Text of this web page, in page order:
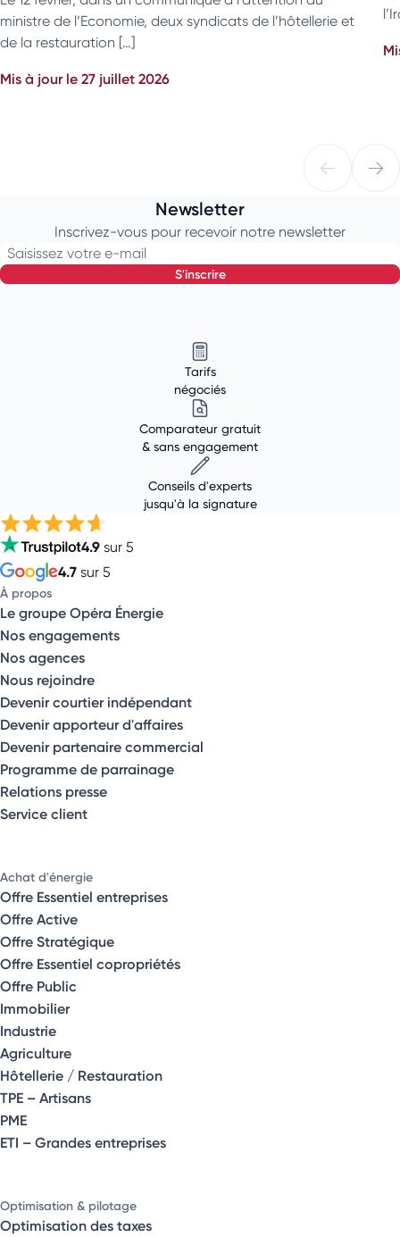
ministre de l’Economie, deux syndicats de l’hôtellerie et
de la restauration […]
Mis à jour le 27 juillet 2026
Newsletter
Inscrivez-vous pour recevoir notre newsletter
Saisissez votre e-mail
s'inscrire
Tarifs
négociés
Comparateur gratuit
& sans engagement
Conseils d'experts
jusqu'à la signature
4.9 sur 5
4.7 sur 5
À propos
Le groupe Opéra Énergie
Nos engagements
Nos agences
Nous rejoindre
Devenir courtier indépendant
Devenir apporteur d'affaires
Devenir partenaire commercial
Programme de parrainage
Relations presse
Service client
Achat d'énergie
Offre Essentiel entreprises
Offre Active
Offre Stratégique
Offre Essentiel copropriétés
Offre Public
Immobilier
Industrie
Agriculture
Hôtellerie / Restauration
TPE – Artisans
PME
ETI – Grandes entreprises
Optimisation & pilotage
Optimisation des taxes